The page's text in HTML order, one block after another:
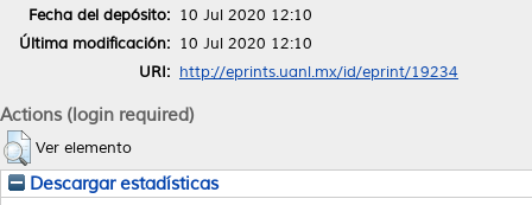
Fecha del depósito: 10 Jul 2020 12:10
Última modificación: 10 Jul 2020 12:10
URI: http://eprints.uanl.mx/id/eprint/19234
Actions (login required)
Ver elemento
Descargar estadísticas